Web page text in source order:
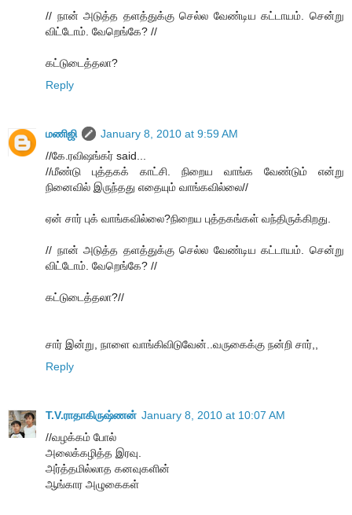
// நான் அடுத்த தளத்துக்கு செல்ல வேண்டிய கட்டாயம். சென்று
விட்டோம். வேறெங்கே? //
கட்டுடைத்தலா?
Reply
மணிஜி
January 8, 2010 at 9:59 AM
//கே.ரவிஷங்கர் said...
//மீண்டு புத்தகக் காட்சி. நிறைய வாங்க வேண்டும் என்று
நினைவில் இருந்தது எதையும் வாங்கவில்லை//
ஏன் சார் புக் வாங்கவில்லை?நிறைய புத்தகங்கள் வந்திருக்கிறது.
// நான் அடுத்த தளத்துக்கு செல்ல வேண்டிய கட்டாயம். சென்று
விட்டோம். வேறெங்கே? //
கட்டுடைத்தலா?//
சார் இன்று, நாளை வாங்கிவிடுவேன்..வருகைக்கு நன்றி சார்,,
Reply
T.V.ராதாகிருஷ்ணன் January 8, 2010 at 10:07 AM
//வழக்கம் போல்
அலைக்கழித்த இரவு.
அர்த்தமில்லாத கனவுகளின்
ஆங்கார அழுகைகள்